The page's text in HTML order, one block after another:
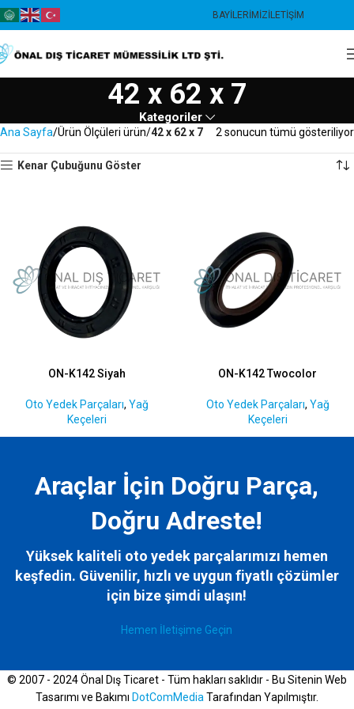
BAYILERIMIZİLETIŞIM
42 x 62 x 7
Kategoriler
Ana Sayfa Ürün Ölçüleri ürün 42 x 62 x 7 2 sonucun tümü gösteriliyor
Kenar Çubuğunu Göster
ON-K142 Siyah
Oto Yedek Parçaları, Yağ
Keçeleri
ON-K142 Twocolor
Oto Yedek Parçaları, Yağ
Keçeleri
Araçlar İçin Doğru Parça,
Doğru Adreste!
Yüksek kaliteli oto yedek parçalarımızı hemen
keşfedin. Güvenilir, hızlı ve uygun fiyatlı çözümler
için bizeşimdi ulaşın!
Hemen İletişime Geçin
© 2007 - 2024 Önal Dış Ticaret - Tüm hakları saklıdır - Bu Sitenin Web
Tasarımı ve Bakımı DotComMedia Tarafından Yapılmıştır.